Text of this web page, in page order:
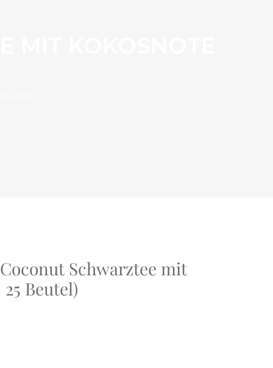
Schwarztee mit
Beutel)